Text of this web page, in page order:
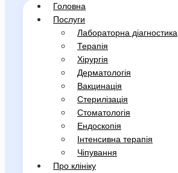
Головна
Послуги
Лабораторна діагностика
Терапія
Хірургія
Дерматологія
Вакцинація
Стерилізація
Стоматологія
Ендоскопія
Інтенсивна терапія
Чіпування
Про клініку